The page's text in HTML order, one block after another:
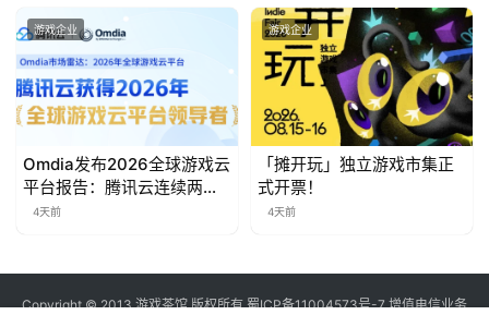
海
站
文
(
中
)
游戏企业
Omdia发布2026全球游戏云
平台报告：腾讯云连续两年
入选“领导者”象限
4天前
游戏企业
「摊开玩」独立游戏市集正
式开票！
4天前
Copyright © 2013 游戏茶馆 版权所有蜀ICP备11004573号-7增值电信业务